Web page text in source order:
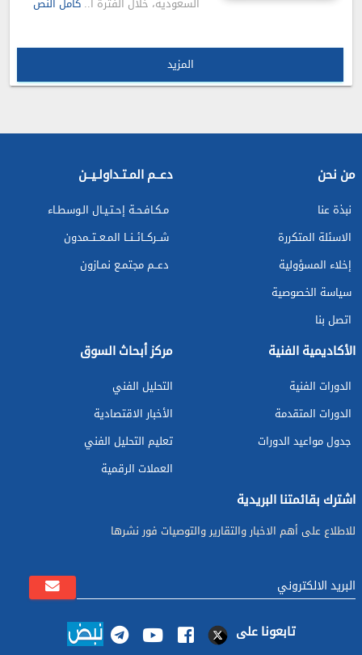
كامل النص
المزيد
من نحن
نبذة عنا
الاسئلة المتكررة
إخلاء المسؤولية
سياسة الخصوصية
اتصل بنا
دعــم المـتـداولـيــن
مـكـافـحـة إحـتـيـال الـوسطـاء
شــركــائــنــا المـعــتــمدون
دعــم مجتمـع نمـازون
الأكاديمية الفنية
الدورات الفنية
الدورات المتقدمة
جدول مواعيد الدورات
مركز أبحاث السوق
التحليل الفني
الأخبار الاقتصادية
تعليم التحليل الفني
العملات الرقمية
اشترك بقائمتنا البريدية
للاطلاع على أهم الاخبار والتقارير والتوصيات فور نشرها
تابعونا على